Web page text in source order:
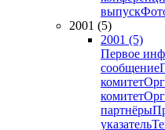
выпуск
2001 (5)
2001 (5)
Первое
сообщение
комитет
комитет
партнёры
указатель